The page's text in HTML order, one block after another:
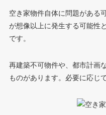
空き家物件自体に問題がある
が想像以上に発生する可能性
です。
再建築不可物件や、都市計画
ものがあります。必要に応じ